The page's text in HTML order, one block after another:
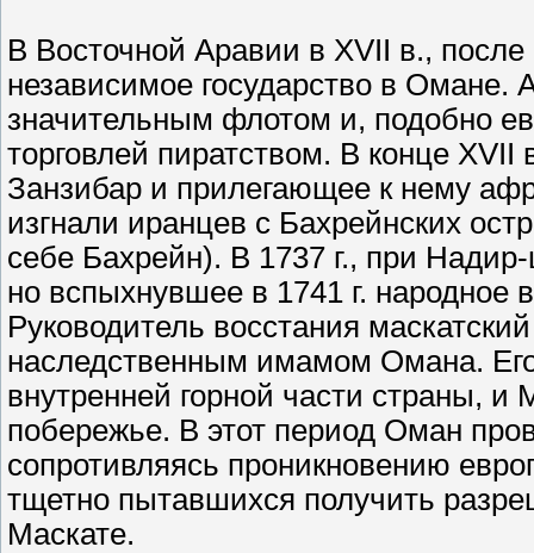
В Восточной Аравии в XVII в., после
независимое государство в
значительным флотом и, подобно
торговлей пиратством. В конце XVII
Занзибар и прилегающее к нему
изгнали иранцев с Бахрейнских
себе Бахрейн). В 1737 г., при
но вспыхнувшее в 1741 г. народное
Руководитель восстания
наследственным имамом Омана.
внутренней горной части страны,
побережье. В этот период Оман
сопротивляясь проникновению
тщетно пытавшихся получить
Маскате.